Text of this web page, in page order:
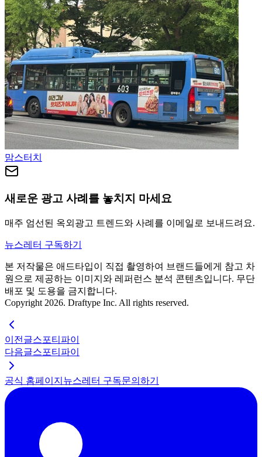
맘스터치
새로운 광고 사례를 놓치지 마세요
매주 엄선된 옥외광고 트렌드와 사례를 이메일로 보내드려요.
뉴스레터 구독하기
본 저작물은 애드타입이 직접 촬영하여 브랜드들에게 참고 차
원으로 제공하는 이미지와 레퍼런스 분석 콘텐츠입니다. 무단
배포 및 도용을 금지합니다.
Copyright 2026. Draftype Inc. All rights reserved.
이전글스포티파이
다음글스포티파이
공식 홈페이지 뉴스레터 구독문의하기